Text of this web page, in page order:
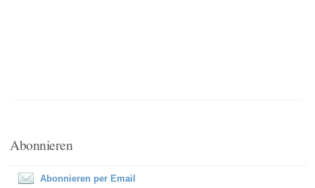
Abonnieren
Abonnieren per Email